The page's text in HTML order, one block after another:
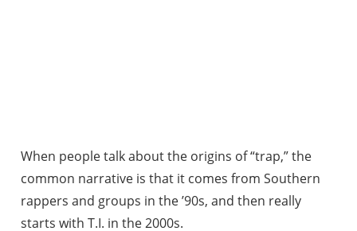
When people talk about the origins of “trap,” the
common narrative is that it comes from Southern
rappers and groups in the ’90s, and then really
starts with T.I. in the 2000s.